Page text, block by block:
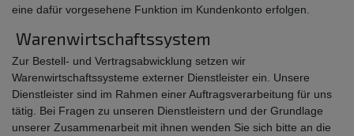
eine dafür vorgesehene Funktion im Kundenkonto erfolgen.
Warenwirtschaftssystem
Zur Bestell- und Vertragsabwicklung setzen wir
Warenwirtschaftssysteme externer Dienstleister ein. Unsere
Dienstleister sind im Rahmen einer Auftragsverarbeitung für uns
tätig. Bei Fragen zu unseren Dienstleistern und der Grundlage
unserer Zusammenarbeit mit ihnen wenden Sie sich bitte an die